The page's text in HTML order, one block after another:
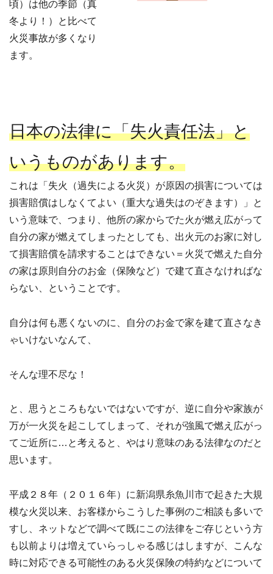
頃）は他の季節（真
冬より！）と比べて
火災事故が多くなり
ます。
日本の法律に「失火責任法」と
いうものがあります。
これは「失火（過失による火災）が原因の損害については
損害賠償はしなくてよい（重大な過失はのぞきます）」と
いう意味で、つまり、他所の家からでた火が燃え広がって
自分の家が燃えてしまったとしても、出火元のお家に対し
て損害賠償を請求することはできない＝火災で燃えた自分
の家は原則自分のお金（保険など）で建て直さなければな
らない、ということです。
自分は何も悪くないのに、自分のお金で家を建て直さなき
ゃいけないなんて、
そんな理不尽な！
と、思うところもないではないですが、逆に自分や家族が
万が一火災を起こしてしまって、それが強風で燃え広がっ
てご近所に…と考えると、やはり意味のある法律なのだと
思います。
平成２８年（２０１６年）に新潟県糸魚川市で起きた大規
模な火災以来、お客様からこうした事例のご相談も多いで
すし、ネットなどで調べて既にこの法律をご存じという方
も以前よりは増えていらっしゃる感じはしますが、こんな
時に対応できる可能性のある火災保険の特約などについて